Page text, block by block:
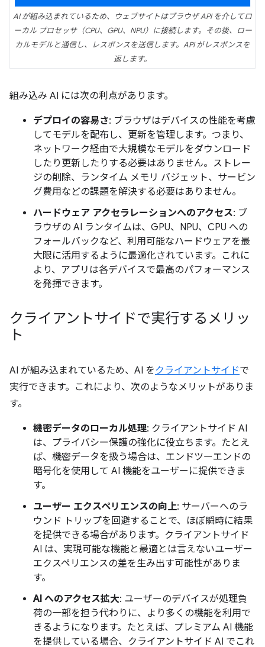
AI が組み込まれているため、ウェブサイトはブラウザ API を介してロ
ーカル プロセッサ（CPU、GPU、NPU）に接続します。その後、ロー
カルモデルと通信し、レスポンスを送信します。API がレスポンスを
返します。
組み込み AI には次の利点があります。
デプロイの容易さ: ブラウザはデバイスの性能を考慮
してモデルを配布し、更新を管理します。つまり、
ネットワーク経由で大規模なモデルをダウンロード
したり更新したりする必要はありません。ストレー
ジの削除、ランタイム メモリ バジェット、サービン
グ費用などの課題を解決する必要はありません。
ハードウェア アクセラレーションへのアクセス: ブ
ラウザの AI ランタイムは、GPU、NPU、CPU への
フォールバックなど、利用可能なハードウェアを最
大限に活用するように最適化されています。これに
より、アプリは各デバイスで最高のパフォーマンス
を発揮できます。
クライアントサイドで実行するメリッ
ト
AI が組み込まれているため、AI をクライアントサイドで
実行できます。これにより、次のようなメリットがありま
す。
機密データのローカル処理: クライアントサイド AI
は、プライバシー保護の強化に役立ちます。たとえ
ば、機密データを扱う場合は、エンドツーエンドの
暗号化を使用して AI 機能をユーザーに提供できま
す。
ユーザー エクスペリエンスの向上: サーバーへのラ
ウンド トリップを回避することで、ほぼ瞬時に結果
を提供できる場合があります。クライアントサイド
AI は、実現可能な機能と最適とは言えないユーザー
エクスペリエンスの差を生み出す可能性がありま
す。
AI へのアクセス拡大: ユーザーのデバイスが処理負
荷の一部を担う代わりに、より多くの機能を利用で
きるようになります。たとえば、プレミアム AI 機能
を提供している場合、クライアントサイド AI でこれ